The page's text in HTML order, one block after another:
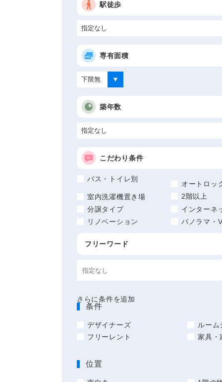
駅徒歩
専有面積
築年数
こだわり条件
バス・トイレ別
オートロッ
室内洗濯機置き場
2階以上
分譲タイプ
インターネ
リノベーション
パノラマ・
フリーワード
さらに条件を追加
条件
デザイナーズ
ルーム
フリーレント
家具・
位置